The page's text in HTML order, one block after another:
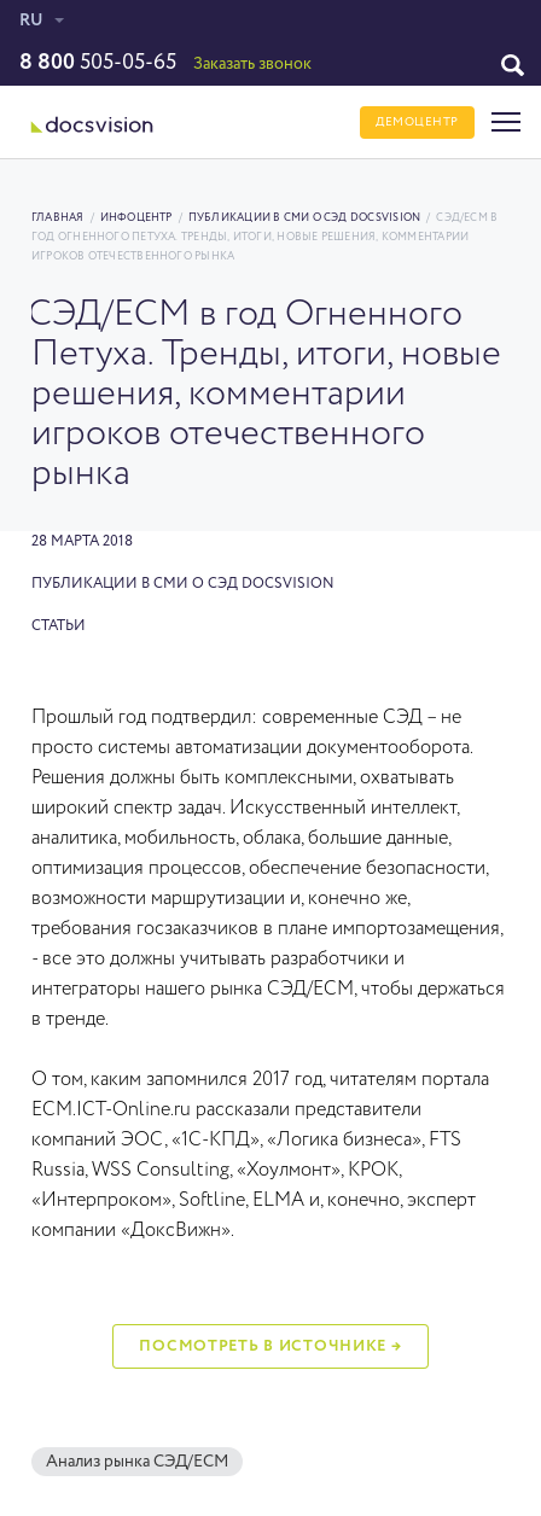
RU
8 800 505-05-65 Заказать звонок
ДЕМОЦЕНТР
ГЛАВНАЯ / ИНФОЦЕНТР / ПУБЛИКАЦИИ В СМИ О СЭД DOCSVISION / СЭД/ЕСМ В
ГОД ОГНЕННОГО ПЕТУХА. ТРЕНДЫ, ИТОГИ, НОВЫЕ РЕШЕНИЯ, КОММЕНТАРИИ
ИГРОКОВ ОТЕЧЕСТВЕННОГО РЫНКА
СЭД/ЕСМ в год Огненного
Петуха. Тренды, итоги, новые
решения, комментарии
игроков отечественного
рынка
28 МАРТА 2018
ПУБЛИКАЦИИ В СМИ О СЭД DOCSVISION
СТАТЬИ
Прошлый год подтвердил: современные СЭД – не
просто системы автоматизации документооборота.
Решения должны быть комплексными, охватывать
широкий спектр задач. Искусственный интеллект,
аналитика, мобильность, облака, большие данные,
оптимизация процессов, обеспечение безопасности,
возможности маршрутизации и, конечно же,
требования госзаказчиков в плане импортозамещения,
- все это должны учитывать разработчики и
интеграторы нашего рынка СЭД/ЕСМ, чтобы держаться
в тренде.
О том, каким запомнился 2017 год, читателям портала
ECM.ICT-Online.ru рассказали представители
компаний ЭОС, «1С-КПД», «Логика бизнеса», FTS
Russia, WSS Consulting, «Хоулмонт», КРОК,
«Интерпроком», Softline, ELMA и, конечно, эксперт
компании «ДоксВижн».
ПОСМОТРЕТЬ В ИСТОЧНИКЕ →
Анализ рынка СЭД/ECM